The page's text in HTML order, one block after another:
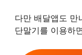
다만 배달앱도 만
단말기를 이용하